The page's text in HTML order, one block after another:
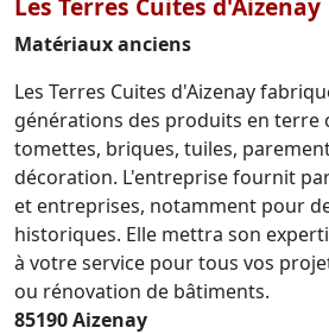
Matériaux anciens
Les Terres Cuites d'Aizenay
générations des produits en terre
tomettes, briques, tuiles,
décoration. L'entreprise fournit
et entreprises, notamment pour
historiques. Elle mettra son
à votre service pour tous vos
ou rénovation de bâtiments.
85190 Aizenay